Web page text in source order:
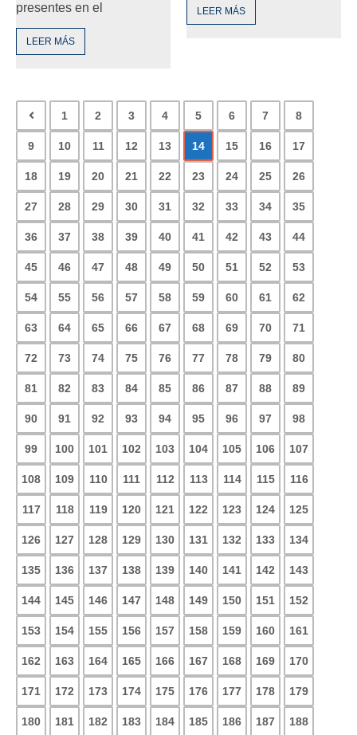
presentes en el
LEER MÁS
LEER MÁS
1 2 3 4 5 6 7 8
9 10 11 12 13 14 15 16 17
18 19 20 21 22 23 24 25 26
27 28 29 30 31 32 33 34 35
36 37 38 39 40 41 42 43 44
45 46 47 48 49 50 51 52 53
54 55 56 57 58 59 60 61 62
63 64 65 66 67 68 69 70 71
72 73 74 75 76 77 78 79 80
81 82 83 84 85 86 87 88 89
90 91 92 93 94 95 96 97 98
99 100 101 102 103 104 105 106 107
108 109 110 111 112 113 114 115 116
117 118 119 120 121 122 123 124 125
126 127 128 129 130 131 132 133 134
135 136 137 138 139 140 141 142 143
144 145 146 147 148 149 150 151 152
153 154 155 156 157 158 159 160 161
162 163 164 165 166 167 168 169 170
171 172 173 174 175 176 177 178 179
180 181 182 183 184 185 186 187 188